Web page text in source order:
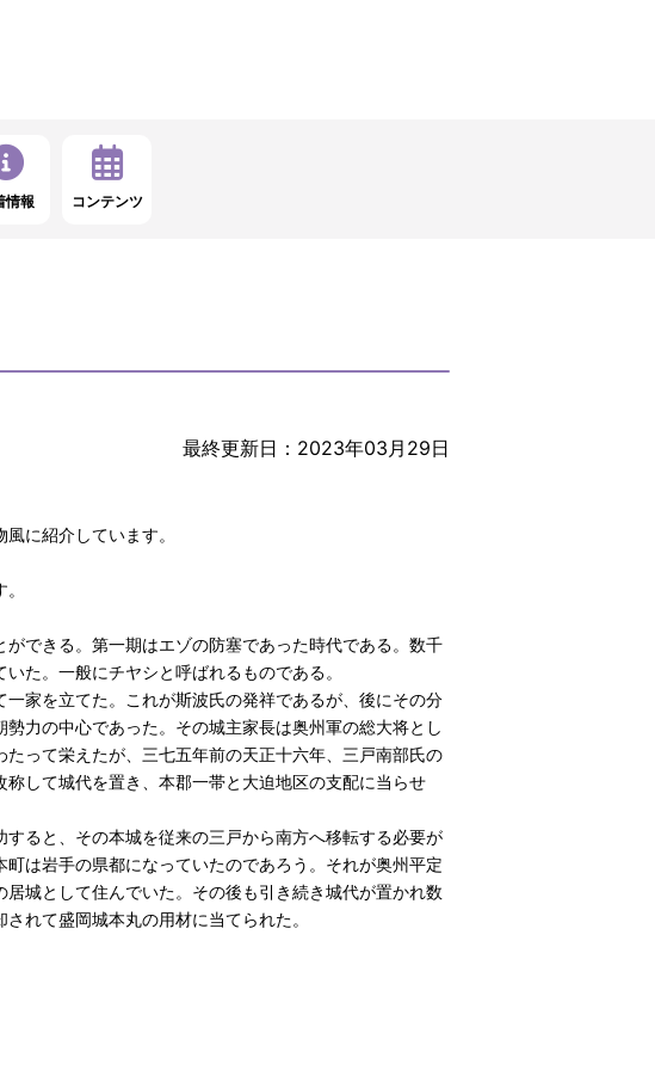
情報 コンテンツ
最終更新日：2023年03月29日
に紹介しています。
できる。第一期はエゾの防塞であった時代である。数千
た。一般にチヤシと呼ばれるものである。
家を立てた。これが斯波氏の発祥であるが、後にその分
力の中心であった。その城主家長は奥州軍の総大将とし
って栄えたが、三七五年前の天正十六年、三戸南部氏の
して城代を置き、本郡一帯と大迫地区の支配に当らせ
ると、その本城を従来の三戸から南方へ移転する必要が
は岩手の県都になっていたのであろう。それが奥州平定
城として住んでいた。その後も引き続き城代が置かれ数
れて盛岡城本丸の用材に当てられた。